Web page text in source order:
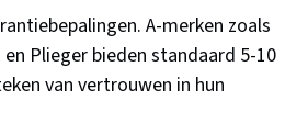
A-merken zoals
en Plieger bieden standaard 5-10
van vertrouwen in hun